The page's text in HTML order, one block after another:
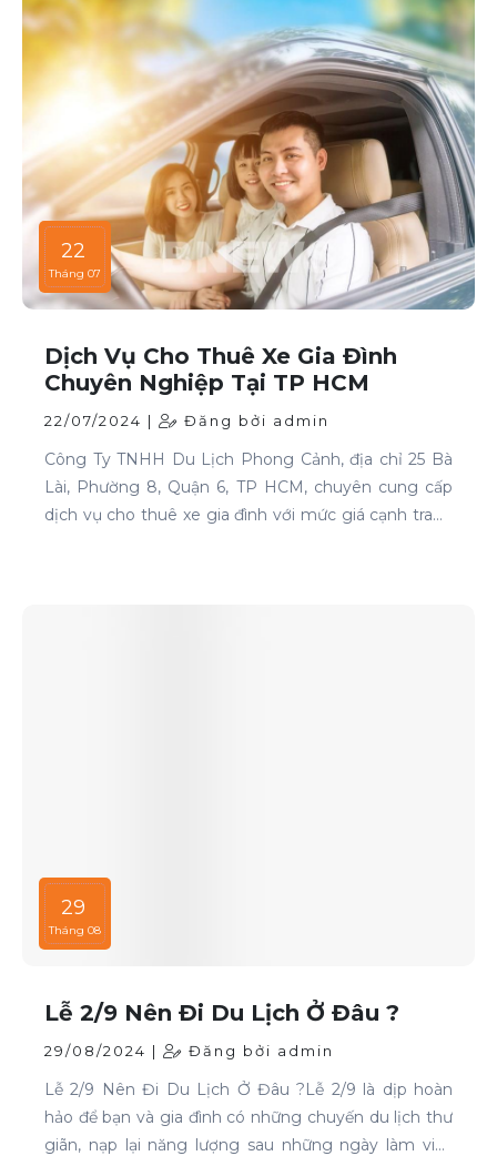
22
Tháng 07
Dịch Vụ Cho Thuê Xe Gia Đình
Chuyên Nghiệp Tại TP HCM
22/07/2024 | Đăng bởi admin
Công Ty TNHH Du Lịch Phong Cảnh, địa chỉ 25 Bà
Lài, Phường 8, Quận 6, TP HCM, chuyên cung cấp
dịch vụ cho thuê xe gia đình với mức giá cạnh tranh
29
Tháng 08
Lễ 2/9 Nên Đi Du Lịch Ở Đâu ?
29/08/2024 | Đăng bởi admin
Lễ 2/9 Nên Đi Du Lịch Ở Đâu ?Lễ 2/9 là dịp hoàn
hảo để bạn và gia đình có những chuyến du lịch thư
giãn, nạp lại năng lượng sau những ngày làm việc